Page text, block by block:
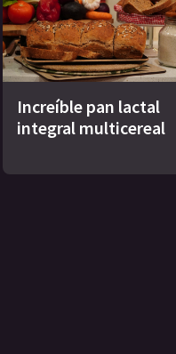
Increíble pan lactal
integral multicereal